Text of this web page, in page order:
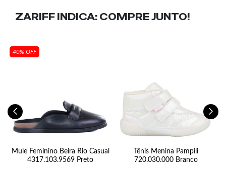
ZARIFF INDICA: COMPRE JUNTO!
40% OFF
Mule Feminino Beira Rio Casual
4317.103.9569 Preto
Tênis Menina Pampili
720.030.000 Branco